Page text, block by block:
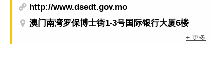
http://www.dsedt.gov.mo
澳门南湾罗保博士街1-3号国际银行大厦6楼
+ 更多